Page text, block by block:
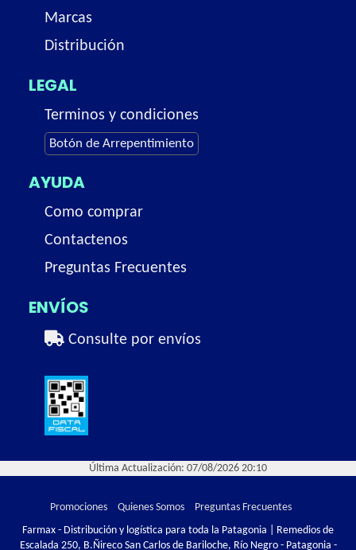
Marcas
Distribución
LEGAL
Terminos y condiciones
Botón de Arrepentimiento
AYUDA
Como comprar
Contactenos
Preguntas Frecuentes
ENVÍOS
Consulte por envíos
Última Actualización: 07/08/2026 20:10
Promociones Quienes Somos
Preguntas Frecuentes
Farmax - Distribución y logística para toda la Patagonia | Remedios de
Escalada 250, B.Ñireco San Carlos de Bariloche, Río Negro - Patagonia -